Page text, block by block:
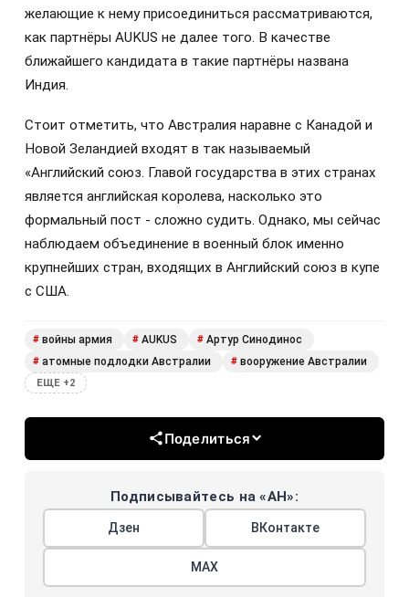
желающие к нему присоединиться рассматриваются,
как партнёры AUKUS не далее того. В качестве
ближайшего кандидата в такие партнёры названа
Индия.
Стоит отметить, что Австралия наравне с Канадой и
Новой Зеландией входят в так называемый
«Английский союз. Главой государства в этих странах
является английская королева, насколько это
формальный пост - сложно судить. Однако, мы сейчас
наблюдаем объединение в военный блок именно
крупнейших стран, входящих в Английский союз в купе
с США.
# войны армия # AUKUS # Артур Синодинос
# атомные подлодки Австралии # вооружение Австралии
ЕЩЕ +2
Поделиться
Подписывайтесь на «АН»:
Дзен ВКонтакте
МАХ